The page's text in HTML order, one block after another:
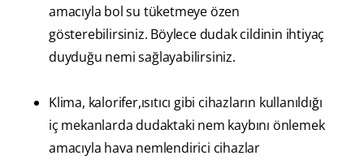
amacıyla bol su tüketmeye özen
gösterebilirsiniz. Böylece dudak cildinin ihtiyaç
duyduğu nemi sağlayabilirsiniz.
Klima, kalorifer,ısıtıcı gibi cihazların kullanıldığı
iç mekanlarda dudaktaki nem kaybını önlemek
amacıyla hava nemlendirici cihazlar